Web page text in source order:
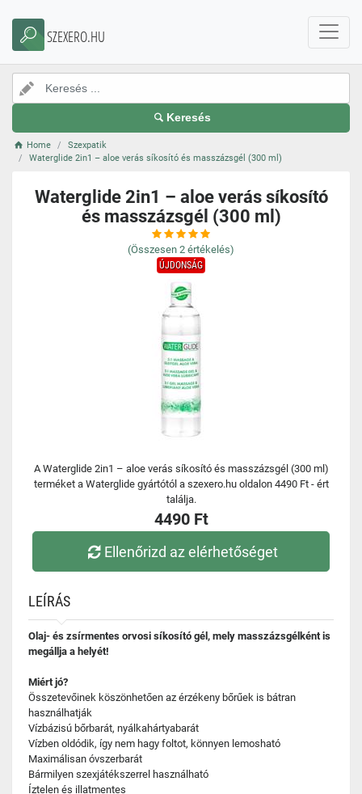
SZEXERO.HU
Keresés
Home
Szexpatik
Waterglide 2in1 – aloe verás síkosító és masszázsgél (300 ml)
Waterglide 2in1 – aloe verás síkosító
és masszázsgél (300 ml)
(Összesen 2 értékelés)
ÚJDONSÁG
A Waterglide 2in1 – aloe verás síkosító és masszázsgél (300 ml)
terméket a Waterglide gyártótól a szexero.hu oldalon 4490 Ft - ért
találja.
4490 Ft
Ellenőrizd az elérhetőséget
LEÍRÁS
Olaj- és zsírmentes orvosi síkosító gél, mely masszázsgélként is
megállja a helyét!
Miért jó?
Összetevőinek köszönhetően az érzékeny bőrűek is bátran
használhatják
Vízbázisú bőrbarát, nyálkahártyabarát
Vízben oldódik, így nem hagy foltot, könnyen lemosható
Maximálisan óvszerbarát
Bármilyen szexjátékszerrel használható
Íztelen és illatmentes